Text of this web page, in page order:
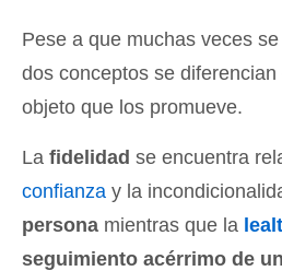
Pese a que muchas veces
dos conceptos se
objeto que los promueve.
La fidelidad se encuentra
confianza y la
persona mientras que la
seguimiento acérrimo de